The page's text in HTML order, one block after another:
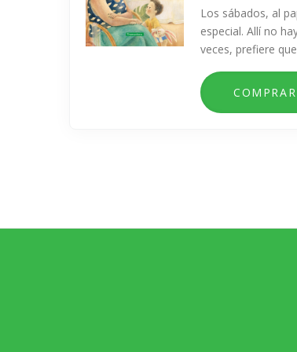
Los sábados, al
especial. Allí no
veces, prefiere